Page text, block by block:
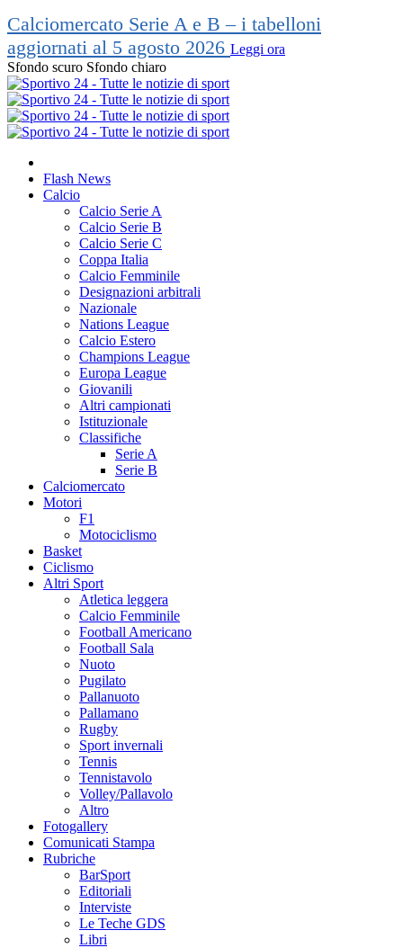
Calciomercato Serie A e B – i tabelloni
aggiornati al 5 agosto 2026 Leggi ora
Sfondo scuro Sfondo chiaro
Flash News
Calcio
Calcio Serie A
Calcio Serie B
Calcio Serie C
Coppa Italia
Calcio Femminile
Designazioni arbitrali
Nazionale
Nations League
Calcio Estero
Champions League
Europa League
Giovanili
Altri campionati
Istituzionale
Classifiche
Serie A
Serie B
Calciomercato
Motori
F1
Motociclismo
Basket
Ciclismo
Altri Sport
Atletica leggera
Calcio Femminile
Football Americano
Football Sala
Nuoto
Pugilato
Pallanuoto
Pallamano
Rugby
Sport invernali
Tennis
Tennistavolo
Volley/Pallavolo
Altro
Fotogallery
Comunicati Stampa
Rubriche
BarSport
Editoriali
Interviste
Le Teche GDS
Libri